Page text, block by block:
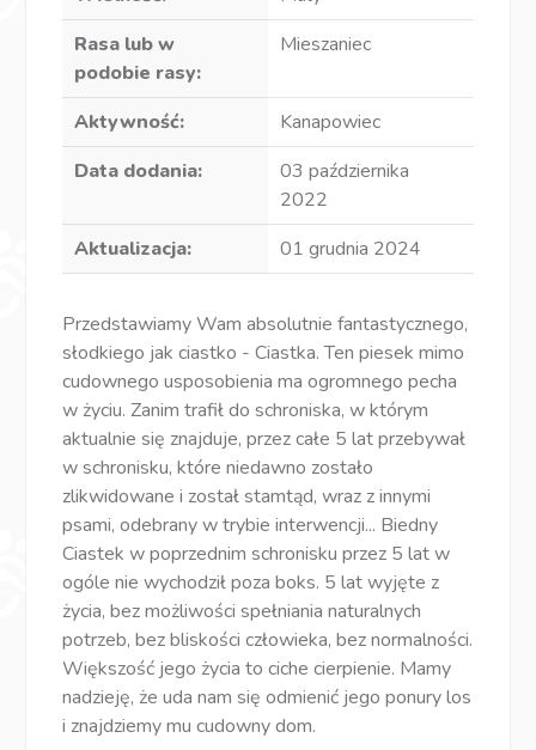
Rasa lub w
podobie rasy:
Mieszaniec
Aktywność:
Kanapowiec
Data dodania:
03 października
2022
Aktualizacja:
01 grudnia 2024
Przedstawiamy Wam absolutnie fantastycznego,
słodkiego jak ciastko - Ciastka. Ten piesek mimo
cudownego usposobienia ma ogromnego pecha
w życiu. Zanim trafił do schroniska, w którym
aktualnie się znajduje, przez całe 5 lat przebywał
w schronisku, które niedawno zostało
zlikwidowane i został stamtąd, wraz z innymi
psami, odebrany w trybie interwencji... Biedny
Ciastek w poprzednim schronisku przez 5 lat w
ogóle nie wychodził poza boks. 5 lat wyjęte z
życia, bez możliwości spełniania naturalnych
potrzeb, bez bliskości człowieka, bez normalności.
Większość jego życia to ciche cierpienie. Mamy
nadzieję, że uda nam się odmienić jego ponury los
i znajdziemy mu cudowny dom.